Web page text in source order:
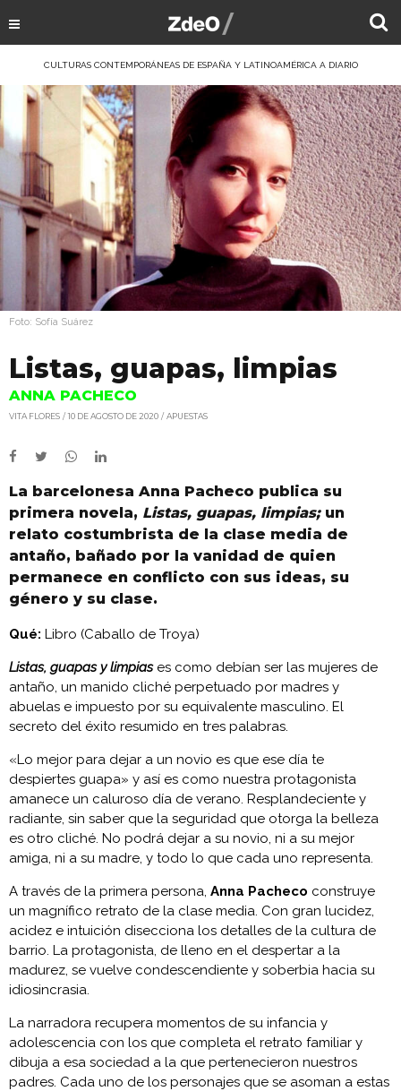
CULTURAS CONTEMPORÁNEAS DE ESPAÑA Y LATINOAMÉRICA A DIARIO
Foto: Sofía Suárez
Listas, guapas, limpias
ANNA PACHECO
VITA FLORES 10 DE AGOSTO DE 2020 APUESTAS
La barcelonesa Anna Pacheco publica su
primera novela, Listas, guapas, limpias;un
relato costumbrista de la clase media de
antaño, bañado por la vanidad de quien
permanece en conflicto con sus ideas, su
género y su clase.
Qué: Libro (Caballo de Troya)
Listas, guapas y limpiases como debían ser las mujeres de
antaño, un manido cliché perpetuado por madres y
abuelas e impuesto por su equivalente masculino. El
secreto del éxito resumido en tres palabras.
«Lo mejor para dejar a un novio es que ese día te
despiertes guapa» y así es como nuestra protagonista
amanece un caluroso día de verano. Resplandeciente y
radiante, sin saber que la seguridad que otorga la belleza
es otro cliché. No podrá dejar a su novio, ni a su mejor
amiga, ni a su madre, y todo lo que cada uno representa.
A través de la primera persona, Anna Pacheco construye
un magnífico retrato de la clase media. Con gran lucidez,
acidez e intuición disecciona los detalles de la cultura de
barrio. La protagonista, de lleno en el despertar a la
madurez, se vuelve condescendiente y soberbia hacia su
idiosincrasia.
La narradora recupera momentos de su infancia y
adolescencia con los que completa el retrato familiar y
dibuja a esa sociedad a la que pertenecieron nuestros
padres. Cada uno de los personajes que se asoman a estas